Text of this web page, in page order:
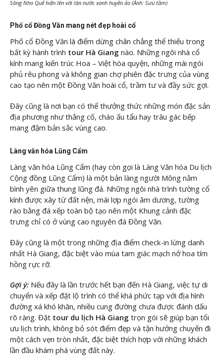
Sông Nho Quế hiện lên với làn nước xanh huyền ảo (Ảnh: Sưu tầm)
Phố cổ Đồng Văn mang nét đẹp hoài cổ
Phố cổ Đồng Văn là điểm dừng chân chẳng thể thiếu trong
bất kỳ hành trình tour Hà Giang nào. Những ngôi nhà cổ
kính mang kiến trúc Hoa – Việt hòa quyện, những mái ngói
phủ rêu phong và không gian chợ phiên đặc trưng của vùng
cao tạo nên một Đồng Văn hoài cổ, trầm tư và đầy sức gợi.
Đây cũng là nơi bạn có thể thưởng thức những món đặc sản
địa phương như thắng cố, cháo ấu tẩu hay trâu gác bếp
mang đậm bản sắc vùng cao.
Làng văn hóa Lũng Cẩm
Làng văn hóa Lũng Cẩm (hay còn gọi là Làng Văn hóa Du lịch
Cộng đồng Lũng Cẩm) là một bản làng người Mông nằm
bình yên giữa thung lũng đá. Những ngôi nhà trình tường cổ
kính được xây từ đất nện, mái lợp ngói âm dương, tường
rào bằng đá xếp toàn bộ tạo nên một Khung cảnh đặc
trưng chỉ có ở vùng cao nguyên đá Đồng Văn.
Đây cũng là một trong những địa điểm check-in lừng danh
nhất Hà Giang, đặc biệt vào mùa tam giác mạch nở hoa tím
hồng rực rỡ.
Gợi ý: Nếu đây là lần trước hết bạn đến Hà Giang, việc tự di
chuyển và xếp đặt lộ trình có thể khá phức tạp với địa hình
đường xá khó khăn, nhiều cung đường chưa được đánh dấu
rõ ràng. Đặt tour du lịch Hà Giang trọn gói sẽ giúp bạn tối
ưu lịch trình, không bỏ sót điểm đẹp và tận hưởng chuyến đi
một cách vẹn tròn nhất, đặc biệt thích hợp với những khách
lần đầu khám phá vùng đất này.